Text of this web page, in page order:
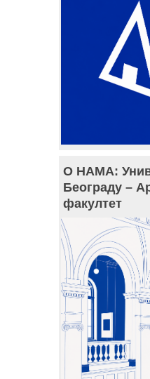
О НАМА:
Београду –
факултет